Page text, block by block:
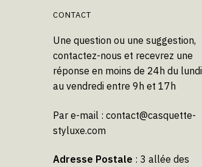
CONTACT
Une question ou une suggestion,
contactez-nous et recevrez une
réponse en moins de 24h du lundi
au vendredi entre 9h et 17h
Par e-mail : contact@casquette-
styluxe.com
Adresse Postale : 3 allée des